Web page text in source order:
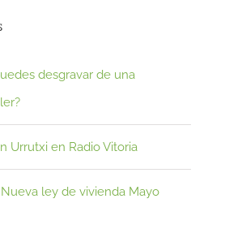
desgravar de una
Urrutxi en Radio Vitoria
ley de vivienda Mayo